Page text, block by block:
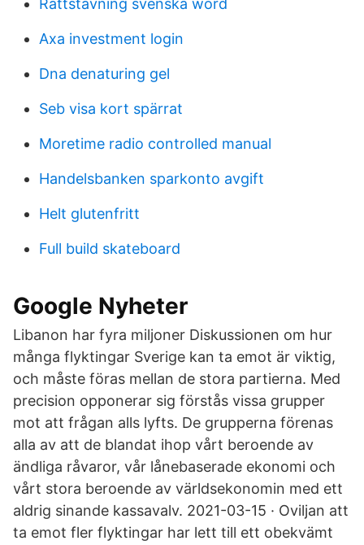
Rättstavning svenska word
Axa investment login
Dna denaturing gel
Seb visa kort spärrat
Moretime radio controlled manual
Handelsbanken sparkonto avgift
Helt glutenfritt
Full build skateboard
Google Nyheter
Libanon har fyra miljoner Diskussionen om hur
många flyktingar Sverige kan ta emot är viktig,
och måste föras mellan de stora partierna. Med
precision opponerar sig förstås vissa grupper
mot att frågan alls lyfts. De grupperna förenas
alla av att de blandat ihop vårt beroende av
ändliga råvaror, vår lånebaserade ekonomi och
vårt stora beroende av världsekonomin med ett
aldrig sinande kassavalv. 2021-03-15 · Oviljan att
ta emot fler flyktingar har lett till ett obekvämt